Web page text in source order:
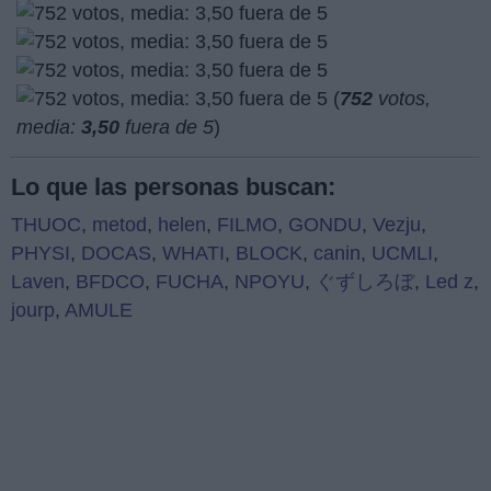
(752 votos,
media: 3,50 fuera de 5)
Lo que las personas buscan:
THUOC, metod , helen, FILMO, GONDU, Vezju,
PHYSI , DOCAS, WHATI , BLOCK, canin, UCMLI ,
Laven, BFDCO, FUCHA, NPOYU, ぐずしろぼ, Led z,
jourp, AMULE